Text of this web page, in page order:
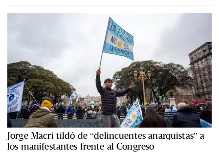
Jorge Macri tildó de “delincuentes anarquistas” a
los manifestantes frente al Congreso